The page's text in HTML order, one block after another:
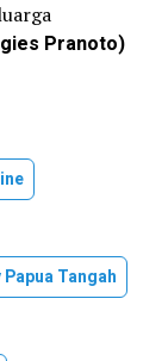
Pranoto)
Tangah